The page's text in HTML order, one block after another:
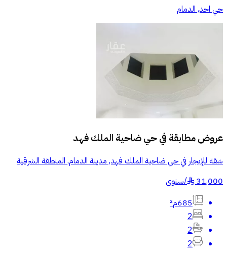
حي احد, الدمام
عروض مطابقة فيحي ضاحية الملك فهد
شقة للإيجار في حي ضاحية الملك فهد, مدينة الدمام, المنطقة الشرقية
31,000
§
/سنوي
685م²
2
2
2